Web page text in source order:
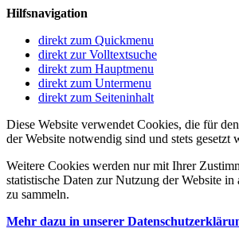
Hilfsnavigation
direkt zum Quickmenu
direkt zur Volltextsuche
direkt zum Hauptmenu
direkt zum Untermenu
direkt zum Seiteninhalt
Diese Website verwendet Cookies, die für
der Website notwendig sind und stets gesetzt
Weitere Cookies werden nur mit Ihrer
statistische Daten zur Nutzung der Website
zu sammeln.
Mehr dazu in unserer